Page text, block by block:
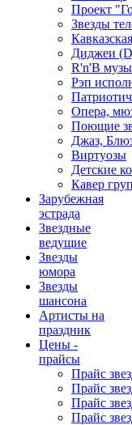
Проект
Звезды
Диджеи
R'n'B
Рэп
Опера,
Поющие
Джаз,
Виртуозы
Детские
Кавер
Зарубежная
эстрада
Звездные
ведущие
Звезды
юмора
Звезды
шансона
Артисты на
праздник
Цены -
прайсы
Прайс
Прайс
Прайс
Прайс